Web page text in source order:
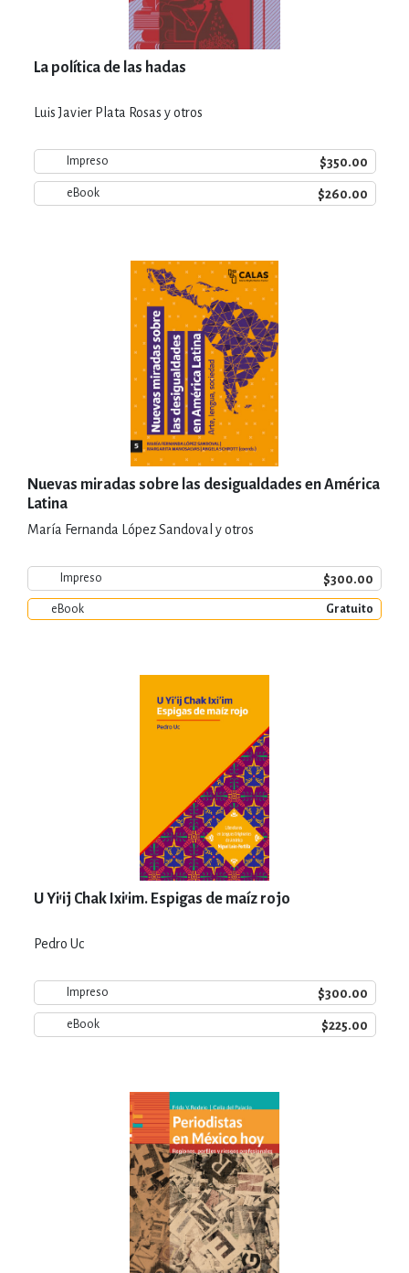
La política de las hadas
Luis Javier Plata Rosas y otros
Impreso $350.00
eBook $260.00
Nuevas miradas sobre las desigualdades en América
Latina
María Fernanda López Sandoval y otros
Impreso $300.00
eBook Gratuito
U Yi’ij Chak Ixi’im. Espigas de maíz rojo
Pedro Uc
Impreso $300.00
eBook $225.00